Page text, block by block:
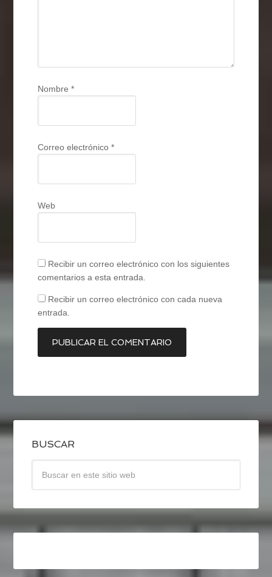
Nombre*
Correo electrónico*
Web
Recibir un correo electrónico con los siguientes
comentarios a esta entrada.
Recibir un correo electrónico con cada nueva
entrada.
BUSCAR